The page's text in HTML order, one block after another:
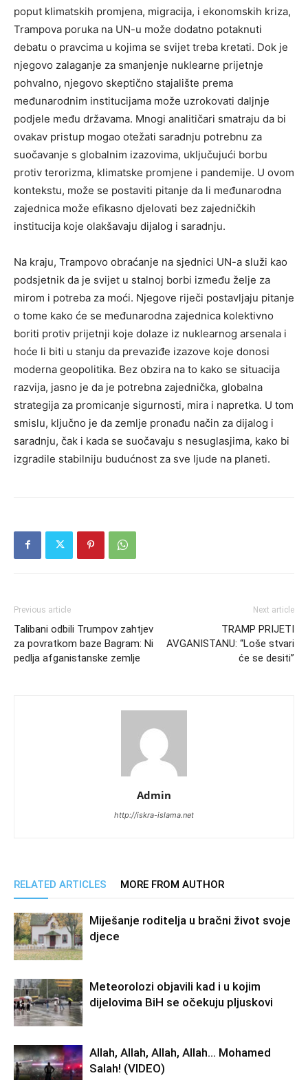
poput klimatskih promjena, migracija, i ekonomskih kriza,
Trampova poruka na UN-u može dodatno potaknuti
debatu o pravcima u kojima se svijet treba kretati. Dok je
njegovo zalaganje za smanjenje nuklearne prijetnje
pohvalno, njegovo skeptično stajalište prema
međunarodnim institucijama može uzrokovati daljnje
podjele među državama. Mnogi analitičari smatraju da bi
ovakav pristup mogao otežati saradnju potrebnu za
suočavanje s globalnim izazovima, uključujući borbu
protiv terorizma, klimatske promjene i pandemije. U ovom
kontekstu, može se postaviti pitanje da li međunarodna
zajednica može efikasno djelovati bez zajedničkih
institucija koje olakšavaju dijalog i saradnju.
Na kraju, Trampovo obraćanje na sjednici UN-a služi kao
podsjetnik da je svijet u stalnoj borbi između želje za
mirom i potreba za moći. Njegove riječi postavljaju pitanje
o tome kako će se međunarodna zajednica kolektivno
boriti protiv prijetnji koje dolaze iz nuklearnog arsenala i
hoće li biti u stanju da prevaziđe izazove koje donosi
moderna geopolitika. Bez obzira na to kako se situacija
razvija, jasno je da je potrebna zajednička, globalna
strategija za promicanje sigurnosti, mira i napretka. U tom
smislu, ključno je da zemlje pronađu način za dijalog i
saradnju, čak i kada se suočavaju s nesuglasjima, kako bi
izgradile stabilniju budućnost za sve ljude na planeti.
Previous article
Talibani odbili Trumpov zahtjev
za povratkom baze Bagram: Ni
pedlja afganistanske zemlje
Next article
TRAMP PRIJETI
AVGANISTANU: “Loše stvari
će se desiti”
Admin
http://iskra-islama.net
RELATED ARTICLES MORE FROM AUTHOR
Miješanje roditelja u bračni život svoje
djece
Meteorolozi objavili kad i u kojim
dijelovima BiH se očekuju pljuskovi
Allah, Allah, Allah, Allah… Mohamed
Salah! (VIDEO)